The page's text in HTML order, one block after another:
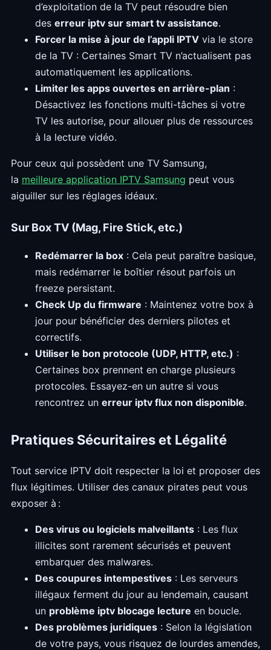
d’exploitation de la TV peut résoudre bien
des erreur iptv sur smart tv assistance.
Forcer la mise à jour de l’appli IPTV via le store
de la TV : Certaines Smart TV n’actualisent pas
automatiquement les applications.
Limiter les apps ouvertes en arrière-plan :
Désactivez les fonctions multi-tâches si votre
TV les autorise, pour allouer plus de ressources
à la lecture vidéo.
Pour ceux qui possèdent une TV Samsung,
la meilleure application IPTV Samsung peut vous
aiguiller sur les réglages idéaux.
Sur Box TV (Mag, Fire Stick, etc.)
Redémarrer la box : Cela peut paraître basique,
mais redémarrer le boîtier résout parfois un
freeze persistant.
Check Up du firmware : Maintenez votre box à
jour pour bénéficier des derniers pilotes et
correctifs.
Utiliser le bon protocole (UDP, HTTP, etc.) :
Certaines box prennent en charge plusieurs
protocoles. Essayez-en un autre si vous
rencontrez un erreur iptv flux non disponible.
Pratiques Sécuritaires et Légalité
Tout service IPTV doit respecter la loi et proposer des
flux légitimes. Utiliser des canaux pirates peut vous
exposer à :
Des virus ou logiciels malveillants : Les flux
illicites sont rarement sécurisés et peuvent
embarquer des malwares.
Des coupures intempestives : Les serveurs
illégaux ferment du jour au lendemain, causant
un problème iptv blocage lecture en boucle.
Des problèmes juridiques : Selon la législation
de votre pays, vous risquez de lourdes amendes,